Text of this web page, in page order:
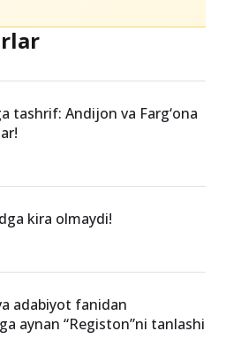
tashrif: Andijon va Farg‘ona
kira olmaydi!
adabiyot fanidan
aynan “Registon”ni tanlashi